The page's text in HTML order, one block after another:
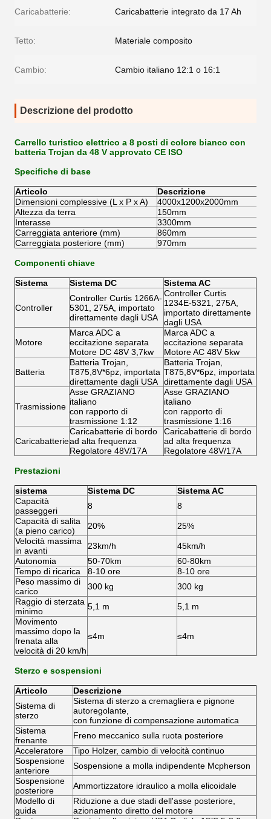
Caricabatterie: Caricabatterie integrato da 17 Ah
Tetto: Materiale composito
Cambio: Cambio italiano 12:1 o 16:1
Descrizione del prodotto
Carrello turistico elettrico a 8 posti di colore bianco con
batteria Trojan da 48 V approvato CE ISO
Specifiche di base
Articolo
Descrizione
Dimensioni complessive (L x P x A)
4000x1200x2000mm
Altezza da terra
150mm
Interasse
3300mm
Carreggiata anteriore (mm)
860mm
Carreggiata posteriore (mm)
970mm
Componenti chiave
Sistema Sistema DC Sistema AC
Controller
Controller Curtis 1266A-
5301, 275A, importato
direttamente dagli USA
Controller Curtis
1234E-5321, 275A,
importato direttamente
dagli USA
Motore
Marca ADC a
eccitazione separata
Motore DC 48V 3,7kw
Marca ADC a
eccitazione separata
Motore AC 48V 5kw
Batteria
Batteria Trojan,
T875,8V*6pz, importata
direttamente dagli USA
Batteria Trojan,
T875,8V*6pz, importata
direttamente dagli USA
Trasmissione
Asse GRAZIANO
italiano
con rapporto di
trasmissione 1:12
Asse GRAZIANO
italiano
con rapporto di
trasmissione 1:16
Caricabatterie
Caricabatterie di bordo
ad alta frequenza
Regolatore 48V/17A
Caricabatterie di bordo
ad alta frequenza
Regolatore 48V/17A
Prestazioni
sistema Sistema DC
Sistema AC
Capacità
passeggeri
8
8
Capacità di salita
(a pieno carico)
20%
25%
Velocità massima
in avanti
23km/h
45km/h
Autonomia
50-70km
60-80km
Tempo di ricarica
8-10 ore
8-10 ore
Peso massimo di
carico
300 kg
300 kg
Raggio di sterzata
minimo
5,1 m
5,1 m
Movimento
massimo dopo la
frenata alla
velocità di 20 km/h
≤4m ≤4m
Sterzo e sospensioni
Articolo
Descrizione
Sistema di
sterzo
Sistema di sterzo a cremagliera e pignone
autoregolante,
con funzione di compensazione automatica
Sistema
frenante
Freno meccanico sulla ruota posteriore
Acceleratore
Tipo Holzer, cambio di velocità continuo
Sospensione
anteriore
Sospensione a molla indipendente Mcpherson
Sospensione
posteriore
Ammortizzatore idraulico a molla elicoidale
Modello di
guida
Riduzione a due stadi dell'asse posteriore,
azionamento diretto del motore